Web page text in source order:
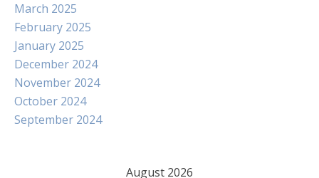
March 2025
February 2025
January 2025
December 2024
November 2024
October 2024
September 2024
August 2026